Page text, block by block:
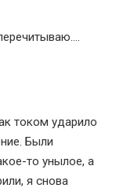
током ударило
Были
то унылое, а
я снова